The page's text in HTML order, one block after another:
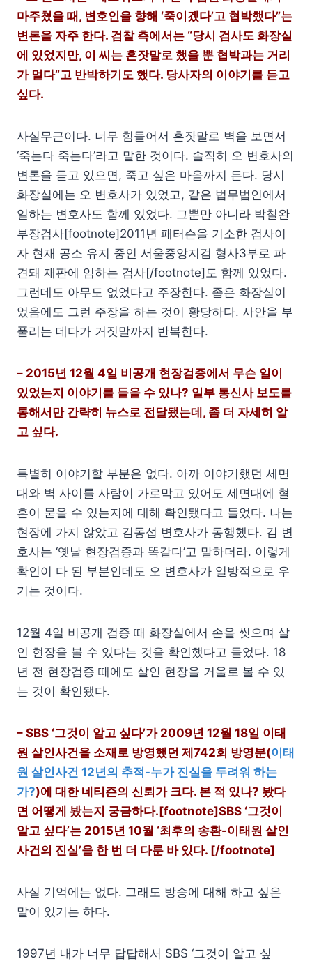
마주쳤을 때, 변호인을 향해 ‘죽이겠다’고 협박했다”는
변론을 자주 한다. 검찰 측에서는 “당시 검사도 화장실
에 있었지만, 이 씨는 혼잣말로 했을 뿐 협박과는 거리
가 멀다”고 반박하기도 했다. 당사자의 이야기를 듣고
싶다.
사실무근이다. 너무 힘들어서 혼잣말로 벽을 보면서
‘죽는다 죽는다’라고 말한 것이다. 솔직히 오 변호사의
변론을 듣고 있으면, 죽고 싶은 마음까지 든다. 당시
화장실에는 오 변호사가 있었고, 같은 법무법인에서
일하는 변호사도 함께 있었다. 그뿐만 아니라 박철완
부장검사[footnote]2011년 패터슨을 기소한 검사이
자 현재 공소 유지 중인 서울중앙지검 형사3부로 파
견돼 재판에 임하는 검사[/footnote]도 함께 있었다.
그런데도 아무도 없었다고 주장한다. 좁은 화장실이
었음에도 그런 주장을 하는 것이 황당하다. 사안을 부
풀리는 데다가 거짓말까지 반복한다.
– 2015년 12월 4일 비공개 현장검증에서 무슨 일이
있었는지 이야기를 들을 수 있나? 일부 통신사 보도를
통해서만 간략히 뉴스로 전달됐는데, 좀 더 자세히 알
고 싶다.
특별히 이야기할 부분은 없다. 아까 이야기했던 세면
대와 벽 사이를 사람이 가로막고 있어도 세면대에 혈
흔이 묻을 수 있는지에 대해 확인됐다고 들었다. 나는
현장에 가지 않았고 김동섭 변호사가 동행했다. 김 변
호사는 ‘옛날 현장검증과 똑같다’고 말하더라. 이렇게
확인이 다 된 부분인데도 오 변호사가 일방적으로 우
기는 것이다.
12월 4일 비공개 검증 때 화장실에서 손을 씻으며 살
인 현장을 볼 수 있다는 것을 확인했다고 들었다. 18
년 전 현장검증 때에도 살인 현장을 거울로 볼 수 있
는 것이 확인됐다.
– SBS ‘그것이 알고 싶다’가 2009년 12월 18일 이태
원 살인사건을 소재로 방영했던 제742회 방영분(이태
원 살인사건 12년의 추적-누가 진실을 두려워 하는
가?)에 대한 네티즌의 신뢰가 크다. 본 적 있나? 봤다
면 어떻게 봤는지 궁금하다.[footnote]SBS ‘그것이
알고 싶다’는 2015년 10월 ‘최후의 송환-이태원 살인
사건의 진실’을 한 번 더 다룬 바 있다. [/footnote]
사실 기억에는 없다. 그래도 방송에 대해 하고 싶은
말이 있기는 하다.
1997년 내가 너무 답답해서 SBS ‘그것이 알고 싶